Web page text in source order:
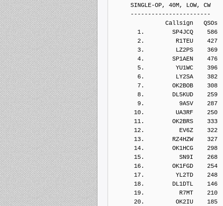
SINGLE-OP, 40M, LOW, CW
-----------------------
Callsign   QSOs  Points
1.        SP4JCQ    586
2.         R1TEU    427
3.         LZ2PS    369
4.        SP1AEN    476
5.         YU1WC    396
6.         LY2SA    382
7.        OK2BOB    308
8.        DL5KUD    259
9.          9A5V    287
10.         UA3RF    250
11.        OK2BRS    333
12.          EV6Z    322
13.        RZ4HZW    327
14.        OK1HCG    298
15.          SN9I    268
16.        OK1FGD    254
17.         YL2TD    248
18.        DL1DTL    146
19.          R7MT    210
20.         OK2IU    185